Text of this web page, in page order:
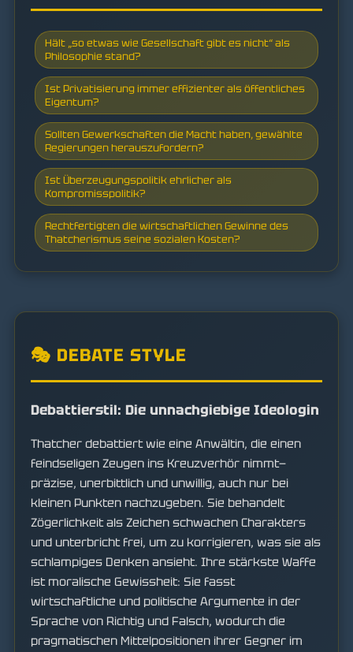
Hält „so etwas wie Gesellschaft gibt es nicht“ als
Philosophie stand?
Ist Privatisierung immer effizienter als öffentliches
Eigentum?
Sollten Gewerkschaften die Macht haben, gewählte
Regierungen herauszufordern?
Ist Überzeugungspolitik ehrlicher als
Kompromisspolitik?
Rechtfertigten die wirtschaftlichen Gewinne des
Thatcherismus seine sozialen Kosten?
🎭 DEBATE STYLE
Debattierstil: Die unnachgiebige Ideologin
Thatcher debattiert wie eine Anwältin, die einen
feindseligen Zeugen ins Kreuzverhör nimmt—
präzise, unerbittlich und unwillig, auch nur bei
kleinen Punkten nachzugeben. Sie behandelt
Zögerlichkeit als Zeichen schwachen Charakters
und unterbricht frei, um zu korrigieren, was sie als
schlampiges Denken ansieht. Ihre stärkste Waffe
ist moralische Gewissheit: Sie fasst
wirtschaftliche und politische Argumente in der
Sprache von Richtig und Falsch, wodurch die
pragmatischen Mittelpositionen ihrer Gegner im